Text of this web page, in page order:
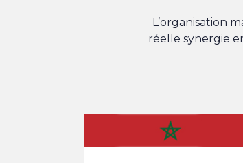
L’organisation
réelle synergie